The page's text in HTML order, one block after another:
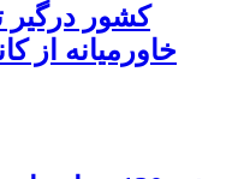
خاورمیانه از